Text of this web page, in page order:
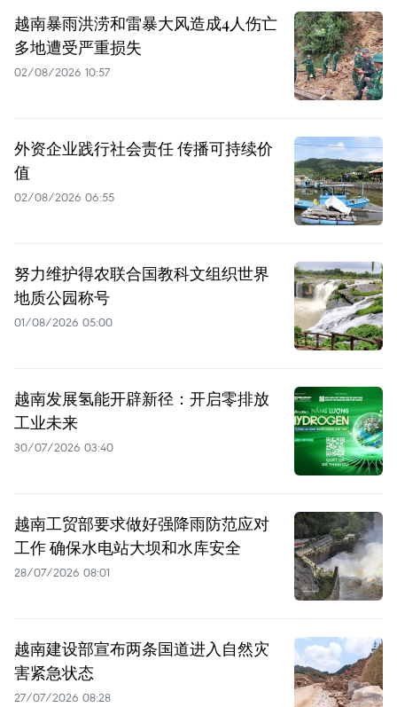
越南暴雨洪涝和雷暴大风造成4人伤亡
多地遭受严重损失
02/08/2026 10:57
外资企业践行社会责任 传播可持续价
值
02/08/2026 06:55
努力维护得农联合国教科文组织世界
地质公园称号
01/08/2026 05:00
越南发展氢能开辟新径：开启零排放
工业未来
30/07/2026 03:40
越南工贸部要求做好强降雨防范应对
工作 确保水电站大坝和水库安全
28/07/2026 08:01
越南建设部宣布两条国道进入自然灾
害紧急状态
27/07/2026 08:28